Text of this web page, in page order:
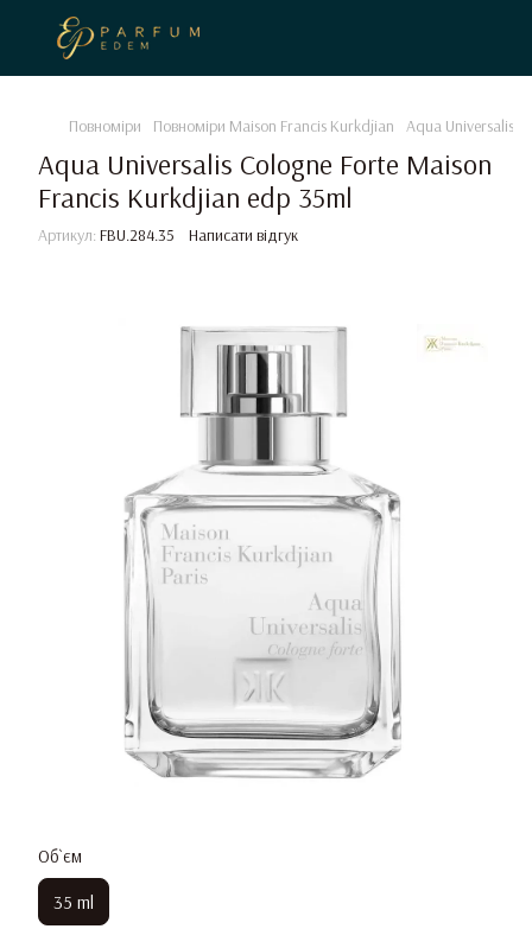
Повноміри Повноміри Maison Francis Kurkdjian Aqua Universalis
Aqua Universalis Cologne Forte Maison
Francis Kurkdjian edp 35ml
Артикул: FBU.284.35 Написати відгук
Об`єм
35 ml